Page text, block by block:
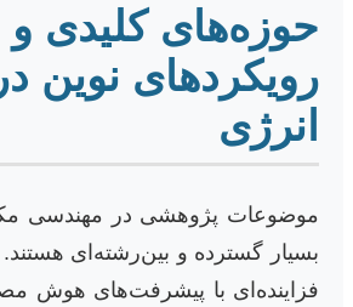
حوزه‌های کلیدی و
رویکردهای نوین
انرژی
موضوعات پژوهشی در مهندسی
بسیار گسترده و بین‌رشته‌ای
فزاینده‌ای با پیشرفت‌های هوش